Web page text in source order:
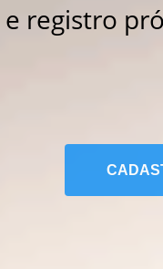
registro